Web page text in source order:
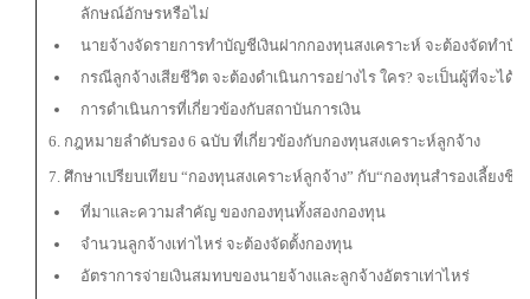
ลักษณ์อักษรหรือไม่
นายจ้างจัดรายการทำบัญชีเงินฝากกองทุนสงเคราะห์ จะต้องจัดทำบัญ
กรณีลูกจ้างเสียชีวิต จะต้องดำเนินการอย่างไร ใคร? จะเป็นผู้ที่จะได้รั
การดำเนินการที่เกี่ยวข้องกับสถาบันการเงิน
6. กฎหมายลำดับรอง 6 ฉบับ ที่เกี่ยวข้องกับกองทุนสงเคราะห์ลูกจ้าง
7. ศึกษาเปรียบเทียบ “กองทุนสงเคราะห์ลูกจ้าง” กับ“กองทุนสำรองเลี้ยงชีพ
ที่มาและความสำคัญ ของกองทุนทั้งสองกองทุน
จำนวนลูกจ้างเท่าไหร่ จะต้องจัดตั้งกองทุน
อัตราการจ่ายเงินสมทบของนายจ้างและลูกจ้างอัตราเท่าไหร่